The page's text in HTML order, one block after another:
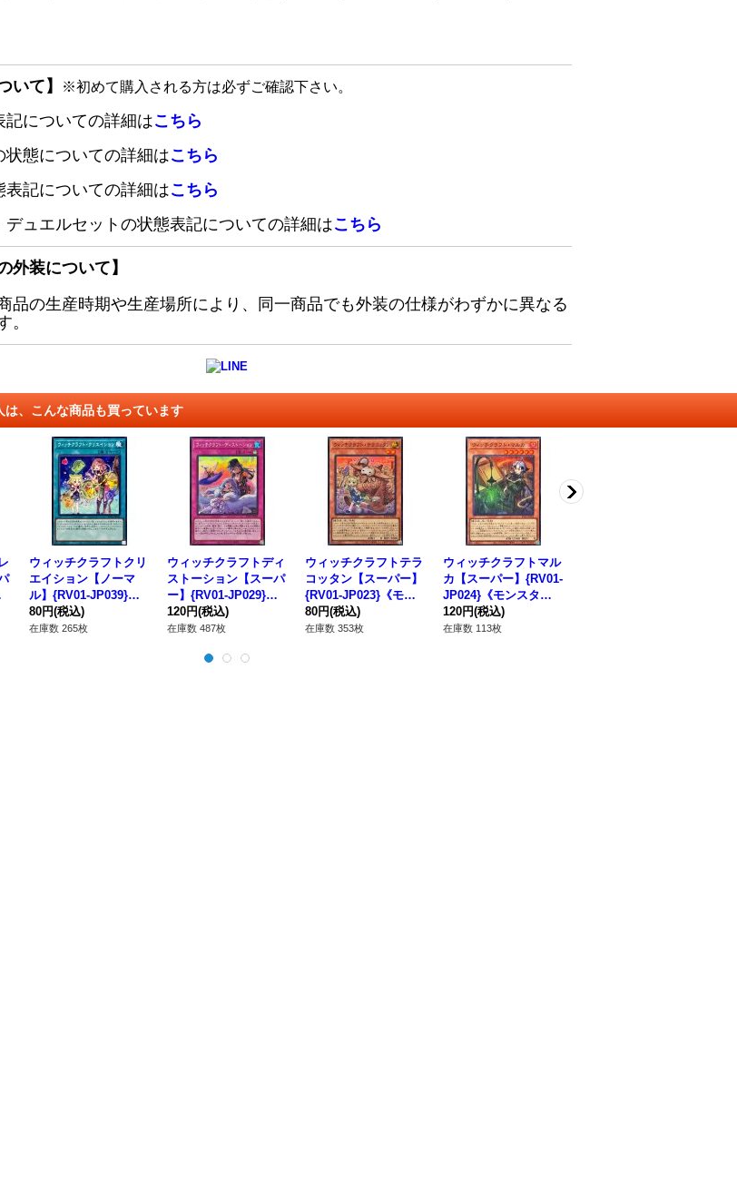
いて】 ※初めて購入される方は必ずご確認下さい。
記についての詳細はこちら
状態についての詳細はこちら
表記についての詳細はこちら
デュエルセットの状態表記についての詳細はこちら
外装について】
品の生産時期や生産場所により、同一商品でも外装の仕様がわずかに異なる
。
は、こんな商品も買っています
ウィッチクラフトクリ
エイション【ノーマ
ル】{RV01-JP039}
《魔法》
80円(税込)
在庫数 265枚
ウィッチクラフトディ
ストーション【スーパ
ー】{RV01-JP029}
《罠》
120円(税込)
在庫数 487枚
ウィッチクラフトテラ
コッタン【スーパー】
{RV01-JP023}《モン
スター》
80円(税込)
在庫数 353枚
ウィッチクラフトマル
カ【スーパー】{RV01-
JP024}《モンスタ
ー》
120円(税込)
在庫数 113枚